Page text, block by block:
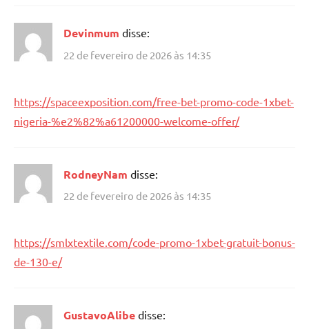
Devinmum disse:
22 de fevereiro de 2026 às 14:35
https://spaceexposition.com/free-bet-promo-code-1xbet-
nigeria-%e2%82%a61200000-welcome-offer/
RodneyNam disse:
22 de fevereiro de 2026 às 14:35
https://smlxtextile.com/code-promo-1xbet-gratuit-bonus-
de-130-e/
GustavoAlibe disse: